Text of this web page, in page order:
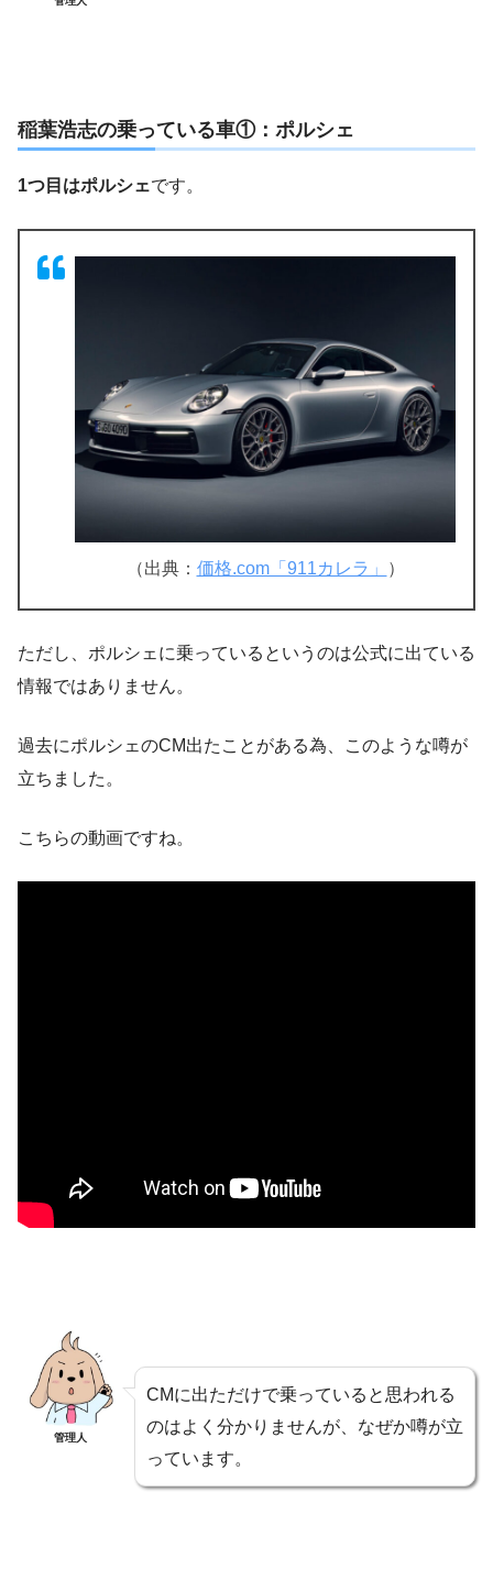
稲葉浩志の乗っている車①：ポルシェ
1つ目はポルシェです。
（出典： 価格.com「911カレラ」 ）
ただし、ポルシェに乗っているというのは公式に出ている
情報ではありません。
過去にポルシェのCM出たことがある為、このような噂が
立ちました。
こちらの動画ですね。
管理人
CMに出ただけで乗っていると思われる
のはよく分かりませんが、なぜか噂が立
っています。